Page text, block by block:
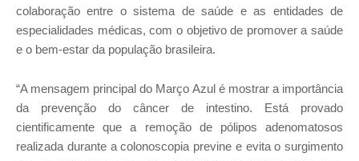
colaboração entre o sistema de saúde e as entidades de
especialidades médicas, com o objetivo de promover a saúde
e o bem-estar da população brasileira.
“A mensagem principal do Março Azul é mostrar a importância
da prevenção do câncer de intestino. Está provado
cientificamente que a remoção de pólipos adenomatosos
realizada durante a colonoscopia previne e evita o surgimento